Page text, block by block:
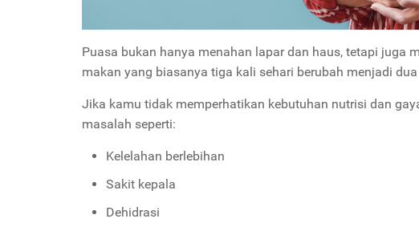
Puasa bukan hanya menahan lapar dan haus, tetapi juga
makan yang biasanya tiga kali sehari berubah menjadi
Jika kamu tidak memperhatikan kebutuhan nutrisi dan
masalah seperti:
Kelelahan berlebihan
Sakit kepala
Dehidrasi